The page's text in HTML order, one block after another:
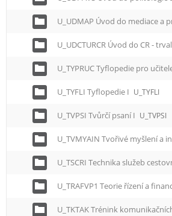
U_UDMAP Úvod do mediace a
U_TYPRUC Tyflopedie pro
U_TYFLI Tyflopedie I U_TYFLI
U_TVPSI Tvůrčí psaní I U_TVPSI
U_TVMYAIN Tvořivé myšlení a
U_TSCRI Technika služeb
U_TKTAK Trénink